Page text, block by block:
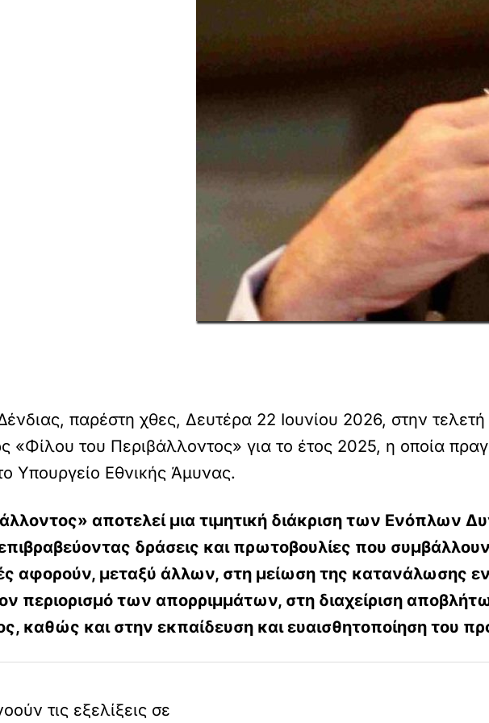
παρέστη χθες, Δευτέρα 22 Ιουνίου 2026, στην
του Περιβάλλοντος» για το έτος 2025, η οποία
Υπουργείο Εθνικής Άμυνας.
αποτελεί μια τιμητική διάκριση των Ενόπλων
δράσεις και πρωτοβουλίες που
αφορούν, μεταξύ άλλων, στη μείωση της κατανάλωσης
περιορισμό των απορριμμάτων, στη διαχείριση
καθώς και στην εκπαίδευση και ευαισθητοποίηση του
τις εξελίξεις σε